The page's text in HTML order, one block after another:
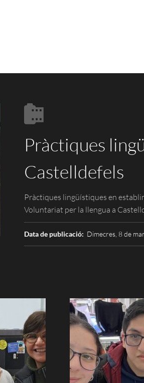
Pràctiques
Castelldefels
Pràctiques lingüístiques en
Voluntariat per la llengua a
Data de publicació: Dimecres, 8 de